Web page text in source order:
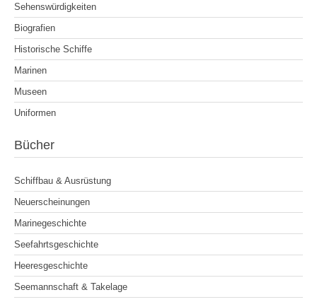
Sehenswürdigkeiten
Biografien
Historische Schiffe
Marinen
Museen
Uniformen
Bücher
Schiffbau & Ausrüstung
Neuerscheinungen
Marinegeschichte
Seefahrtsgeschichte
Heeresgeschichte
Seemannschaft & Takelage